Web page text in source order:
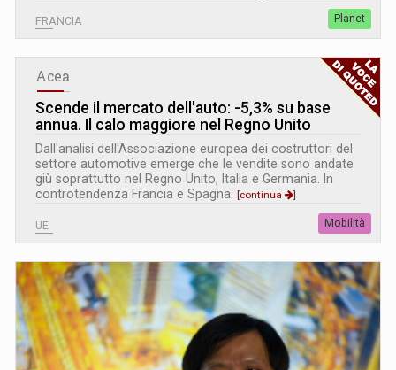
FRANCIA Planet
Acea
Scende il mercato dell'auto: -5,3% su base
annua. Il calo maggiore nel Regno Unito
Dall'analisi dell'Associazione europea dei costruttori del
settore automotive emerge che le vendite sono andate
giù soprattutto nel Regno Unito, Italia e Germania. In
controtendenza Francia e Spagna. [continua ]
UE Mobilità